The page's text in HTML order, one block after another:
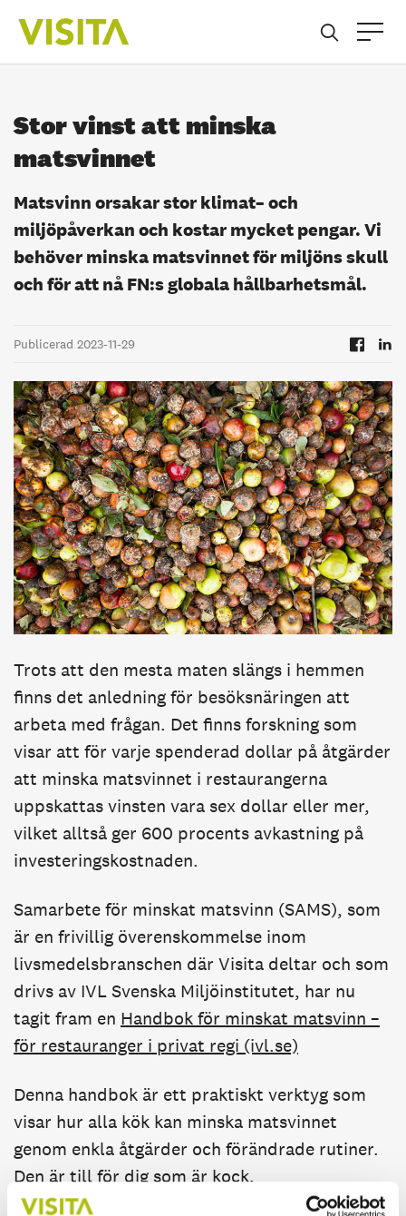
Stor vinst att minska
matsvinnet
Matsvinn orsakar stor klimat– och
miljöpåverkan och kostar mycket pengar. Vi
behöver minska matsvinnet för miljöns skull
och för att nå FN:s globala hållbarhetsmål.
Publicerad 2023-11-29
Trots att den mesta maten slängs i hemmen
finns det anledning för besöksnäringen att
arbeta med frågan. Det finns forskning som
visar att för varje spenderad dollar på åtgärder
att minska matsvinnet i restaurangerna
uppskattas vinsten vara sex dollar eller mer,
vilket alltså ger 600 procents avkastning på
investeringskostnaden.
Samarbete för minskat matsvinn (SAMS), som
är en frivillig överenskommelse inom
livsmedelsbranschen där Visita deltar och som
drivs av IVL Svenska Miljöinstitutet, har nu
tagit fram en Handbok för minskat matsvinn –
för restauranger i privat regi (ivl.se)
Denna handbok är ett praktiskt verktyg som
visar hur alla kök kan minska matsvinnet
genom enkla åtgärder och förändrade rutiner.
Den är till för dig som är kock,
serveringspersonal och restaurangägare.